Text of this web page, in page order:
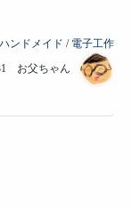
ンドメイド / 電子工作
お父ちゃん